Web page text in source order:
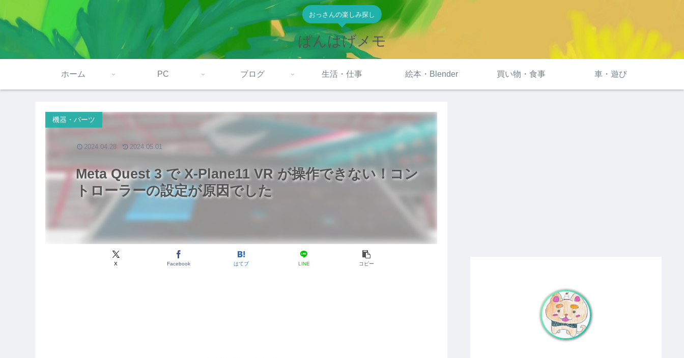
おっさんの楽しみ探し
ぱんはげメモ
ホーム PC ブログ 生活・仕事 絵本・Blender 買い物・食事 車・遊び
Meta Quest 3 で X-Plane11 VR が操作できない！コン
トローラーの設定が原因でした
機器・パーツ
X Facebook はてブ LINE コピー
2024.04.28 2024.05.01